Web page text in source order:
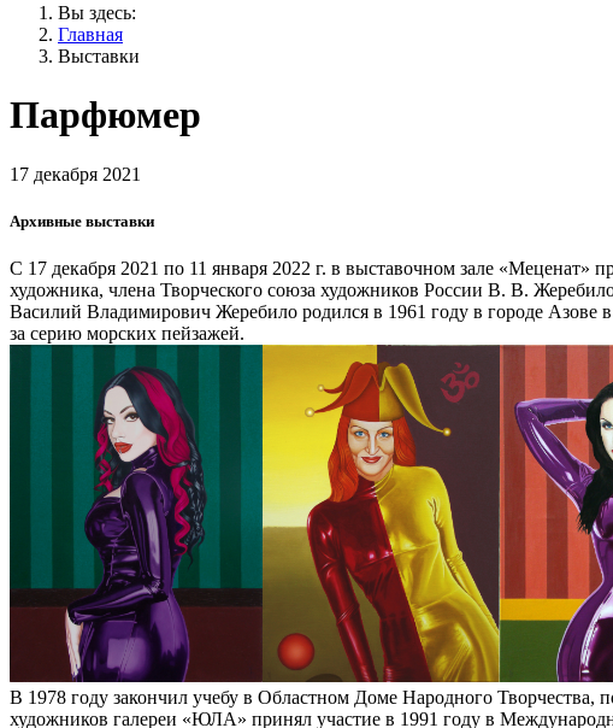
Вы здесь:
Главная
Выставки
Парфюмер
17 декабря 2021
Архивные выставки
С 17 декабря 2021 по 11 января 2022 г. в выставочном зале «Меценат»
художника, члена Творческого союза художников России В. В.
Василий Владимирович Жеребило родился в 1961 году в городе Азове
за серию морских пейзажей.
В 1978 году закончил учебу в Областном Доме Народного
художников галереи «ЮЛА» принял участие в 1991 году в